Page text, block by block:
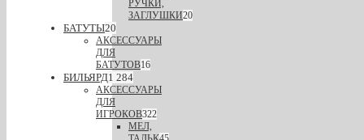
РУЧКИ,
ЗАГЛУШКИ20
БАТУТЫ20
АКСЕССУАРЫ
ДЛЯ
БАТУТОВ16
БИЛЬЯРД1 284
АКСЕССУАРЫ
ДЛЯ
ИГРОКОВ322
МЕЛ,